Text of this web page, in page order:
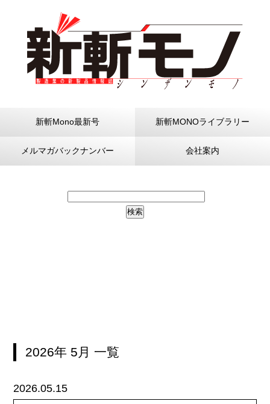
新斬Mono最新号 新斬MONOライブラリー
メルマガバックナンバー 会社案内
2026年 5月 一覧
2026.05.15